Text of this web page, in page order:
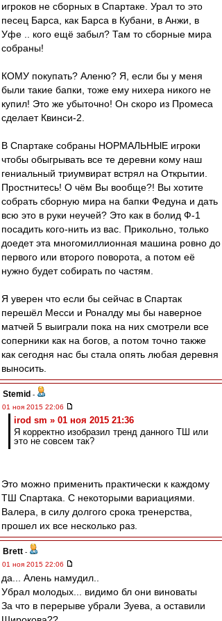
игроков не сборных в Спартаке. Урал то это
песец Барса, как Барса в Кубани, в Анжи, в
Уфе .. кого ещё забыл? Там то сборные мира
собраны!
КОМУ покупать? Аленю? Я, если бы у меня
были такие бапки, тоже ему нихера никого не
купил! Это же убыточно! Он скоро из Промеса
сделает Квинси-2.
В Спартаке собраны НОРМАЛЬНЫЕ игроки
чтобы обыгрывать все те деревни кому наш
гениальный триумвират встрял на Открытии.
Простнитесь! О чём Вы вообще?! Вы хотите
собрать сборную мира на бапки Федуна и дать
всю это в руки неучей? Это как в болид Ф-1
посадить кого-нить из вас. Прикольно, только
доедет эта многомиллионная машина ровно до
первого или второго поворота, а потом её
нужно будет собирать по частям.
Я уверен что если бы сейчас в Спартак
перешёл Месси и Роналду мы бы наверное
матчей 5 выиграли пока на них смотрели все
соперники как на богов, а потом точно также
как сегодня нас бы стала опять любая деревня
выносить.
Stemid -
01 ноя 2015 22:06
irod sm » 01 ноя 2015 21:36
Я корректно изобразил тренд данного ТШ или
это не совсем так?
Это можно применить практически к каждому
ТШ Спартака. С некоторыми вариациями.
Валера, в силу долгого срока тренерства,
прошел их все несколько раз.
Brett -
01 ноя 2015 22:06
да... Алень намудил..
Убрал молодых... видимо бл они виноваты
За что в перерыве убрали Зуева, а оставили